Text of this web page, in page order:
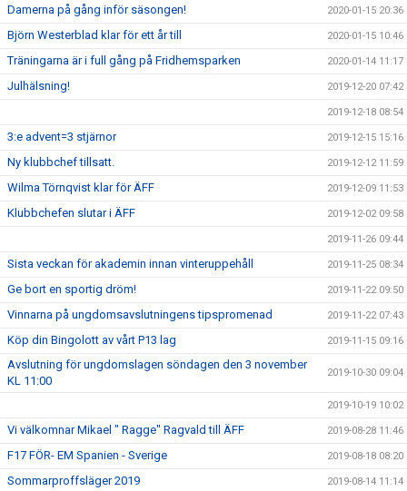
Damerna på gång inför säsongen! 2020-01-15 20:36
Björn Westerblad klar för ett år till 2020-01-15 10:46
Träningarna är i full gång på Fridhemsparken 2020-01-14 11:17
Julhälsning! 2019-12-20 07:42
2019-12-18 08:54
3:e advent=3 stjärnor 2019-12-15 15:16
Ny klubbchef tillsatt. 2019-12-12 11:59
Wilma Törnqvist klar för ÄFF 2019-12-09 11:53
Klubbchefen slutar i ÄFF 2019-12-02 09:58
2019-11-26 09:44
Sista veckan för akademin innan vinteruppehåll 2019-11-25 08:34
Ge bort en sportig dröm! 2019-11-22 09:50
Vinnarna på ungdomsavslutningens tipspromenad 2019-11-22 07:43
Köp din Bingolott av vårt P13 lag 2019-11-15 09:16
Avslutning för ungdomslagen söndagen den 3 november
KL 11:00
2019-10-30 09:04
2019-10-19 10:02
Vi välkomnar Mikael " Ragge" Ragvald till ÄFF 2019-08-28 11:46
F17 FÖR- EM Spanien - Sverige 2019-08-18 08:20
Sommarproffsläger 2019 2019-08-14 11:14